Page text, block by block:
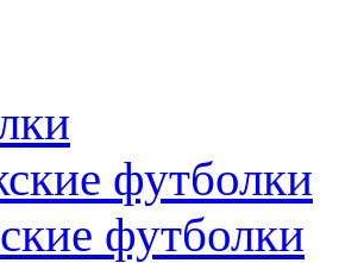
футболки
футболки